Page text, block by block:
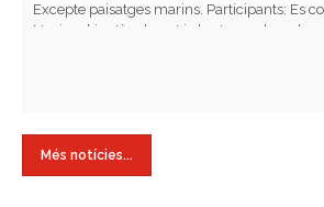
Excepte paisatges marins. Participants: Es
Nacional i està adreçat i obert a qualsevol
Més notícies...